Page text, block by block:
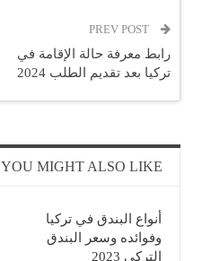
رابط معرفة حالة الإقامة في
تركيا بعد تقديم الطلب 2024
YOU MIGHT ALSO LIKE
أنواع البندق في تركيا
وفوائده وسعر البندق
التركي 2023